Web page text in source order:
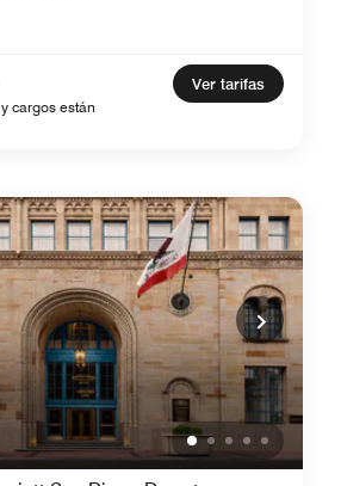
cargos están
Ver tarifas